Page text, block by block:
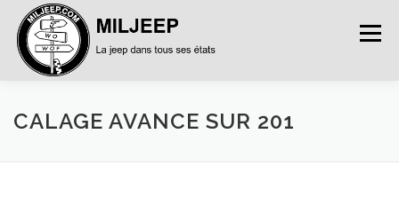
Menu
ACCUEIL ARTICLES PETITES ANNONCES
CALAGE AVANCE SUR 201